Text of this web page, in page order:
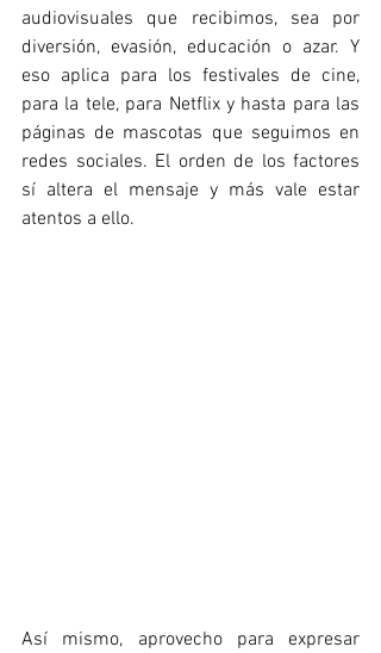
audiovisuales que recibimos, sea por
diversión, evasión, educación o azar. Y
eso aplica para los festivales de cine,
para la tele, para Netflix y hasta para las
páginas de mascotas que seguimos en
redes sociales. El orden de los factores
sí altera el mensaje y más vale estar
atentos a ello.
Así mismo, aprovecho para expresar